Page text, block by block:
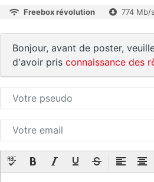
Freebox révolution 774 Mb/s
Bonjour, avant de poster,
d'avoir pris connaissance des